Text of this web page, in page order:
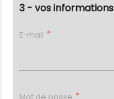
3 - vos informations
E-mail
Mot de passe